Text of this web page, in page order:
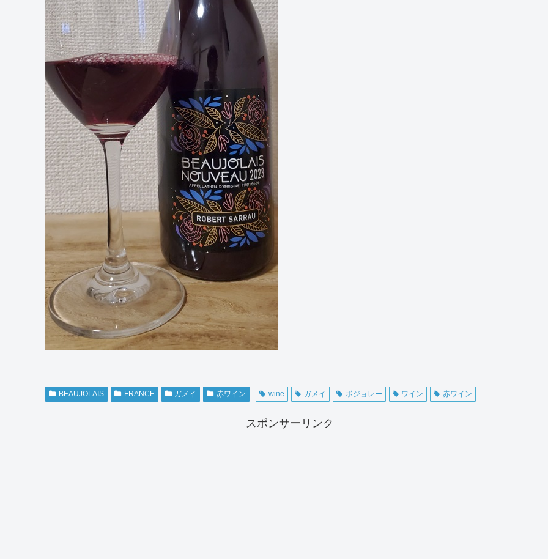
BEAUJOLAIS FRANCE ガメイ 赤ワイン wine ガメイ ボジョレー ワイン 赤ワイン
スポンサーリンク